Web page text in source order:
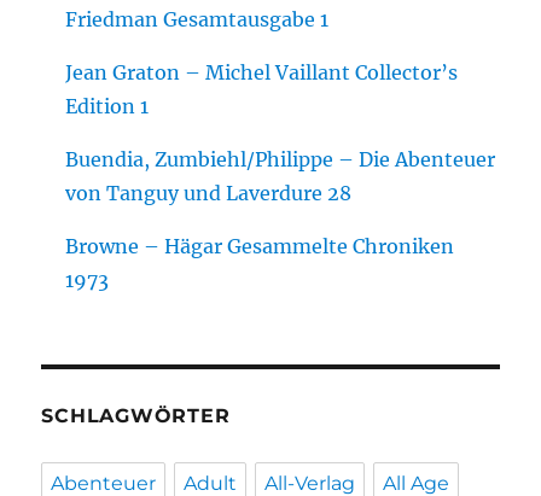
Friedman Gesamtausgabe 1
Jean Graton – Michel Vaillant Collector’s
Edition 1
Buendia, Zumbiehl/Philippe – Die Abenteuer
von Tanguy und Laverdure 28
Browne – Hägar Gesammelte Chroniken
1973
SCHLAGWÖRTER
Abenteuer Adult All-Verlag All Age